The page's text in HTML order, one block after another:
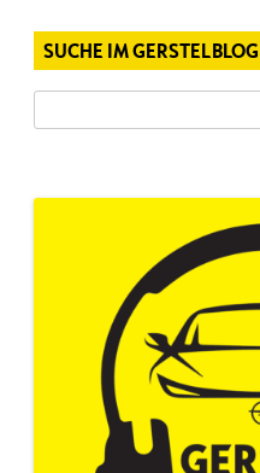
SUCHE IM GERSTELBLOG
nach: